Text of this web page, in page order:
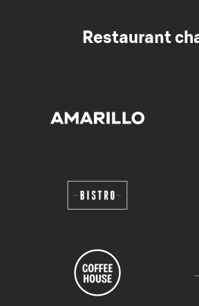
Restaurant